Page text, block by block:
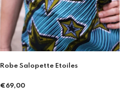
Sac Banane wax XL - Pondu
Prix
€76,00